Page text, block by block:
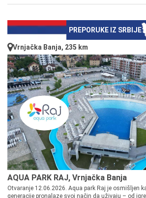
PREPORUKE IZ SRBIJE
Vrnjačka Banja, 235 km
AQUA PARK RAJ, Vrnjačka Banja
Otvaranje 12.06.2026. Aqua park Raj je osmišljen
generacije pronalaze svoj način da uživaju – od